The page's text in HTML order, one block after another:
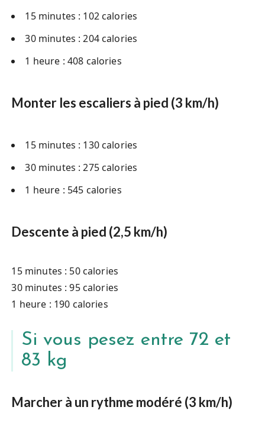
15 minutes : 102 calories
30 minutes : 204 calories
1 heure : 408 calories
Monter les escaliers à pied (3 km/h)
15 minutes : 130 calories
30 minutes : 275 calories
1 heure : 545 calories
Descente à pied (2,5 km/h)
15 minutes : 50 calories
30 minutes : 95 calories
1 heure : 190 calories
Si vous pesez entre 72 et
83 kg
Marcher à un rythme modéré (3 km/h)